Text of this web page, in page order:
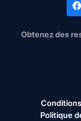
Obtenez des
Politique